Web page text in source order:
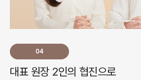
04
대표 원장 2인의 협진으로